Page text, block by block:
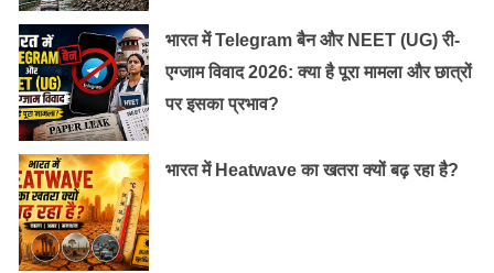
भारत में Telegram बैन और NEET (UG) री-
एग्जाम विवाद 2026: क्या है पूरा मामला और छात्रों
पर इसका प्रभाव?
भारत में Heatwave का खतरा क्यों बढ़ रहा है?